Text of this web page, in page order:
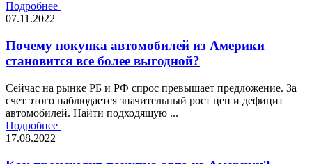
Подробнее
07.11.2022
Почему покупка автомобилей из Америки
становится все более выгодной?
Сейчас на рынке РБ и РФ спрос превышает предложение. За
счет этого наблюдается значительный рост цен и дефицит
автомобилей. Найти подходящую ...
Подробнее
17.08.2022